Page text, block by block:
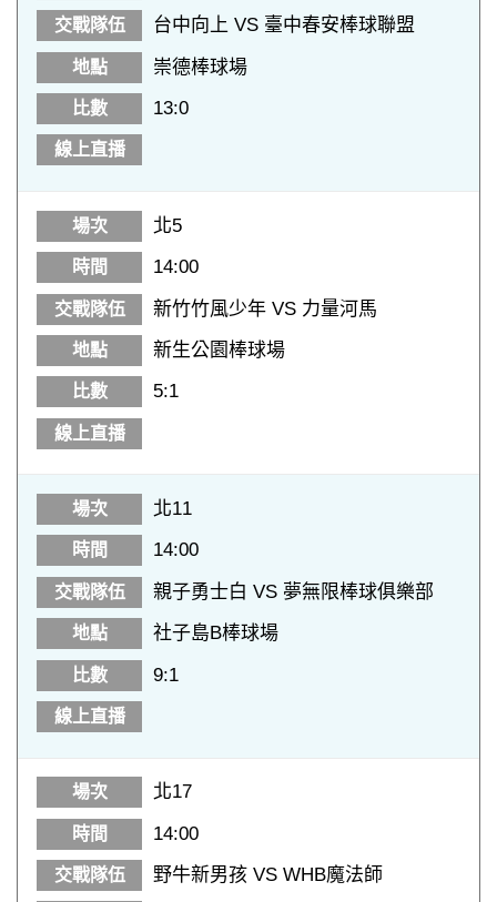
台中向上 VS 臺中春安棒球聯盟
崇德棒球場
13:0
北5
14:00
新竹竹風少年 VS 力量河馬
新生公園棒球場
5:1
北11
14:00
親子勇士白 VS 夢無限棒球俱樂部
社子島B棒球場
9:1
北17
14:00
野牛新男孩 VS WHB魔法師